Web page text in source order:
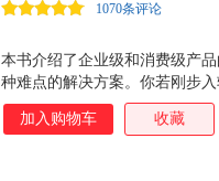
本书介绍了企业级和消费级产
种难点的解决方案。你若刚步
内容，相关建议非常多，但大
量软件，要面对一系列非常不
1070条评论
国电力出版社
加入购物车 收藏